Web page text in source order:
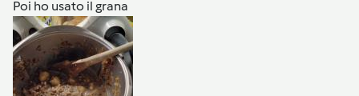
Poi ho usato il grana